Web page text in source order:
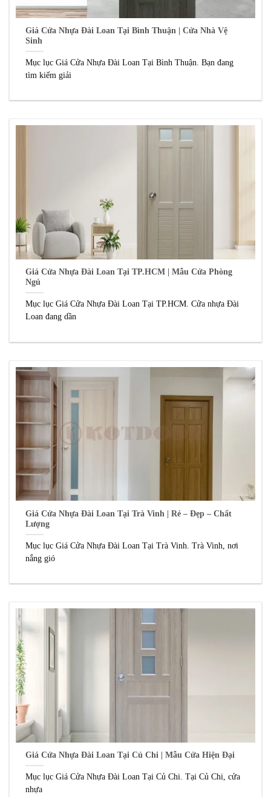
Giá Cửa Nhựa Đài Loan Tại Bình Thuận | Cửa Nhà Vệ
Sinh
Mục lục Giá Cửa Nhựa Đài Loan Tại Bình Thuận. Bạn đang
tìm kiếm giải
Giá Cửa Nhựa Đài Loan Tại TP.HCM | Mẫu Cửa Phòng
Ngủ
Mục lục Giá Cửa Nhựa Đài Loan Tại TP.HCM. Cửa nhựa Đài
Loan đang dần
Giá Cửa Nhựa Đài Loan Tại Trà Vinh | Rẻ – Đẹp – Chất
Lượng
Mục lục Giá Cửa Nhựa Đài Loan Tại Trà Vinh. Trà Vinh, nơi
nắng gió
Giá Cửa Nhựa Đài Loan Tại Củ Chi | Mẫu Cửa Hiện Đại
Mục lục Giá Cửa Nhựa Đài Loan Tại Củ Chi. Tại Củ Chi, cửa
nhựa